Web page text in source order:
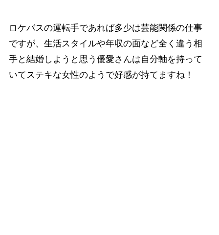
ロケバスの運転手であれば多少は芸能関係の仕事
ですが、生活スタイルや年収の面など全く違う相
手と結婚しようと思う優愛さんは自分軸を持って
いてステキな女性のようで好感が持てますね！